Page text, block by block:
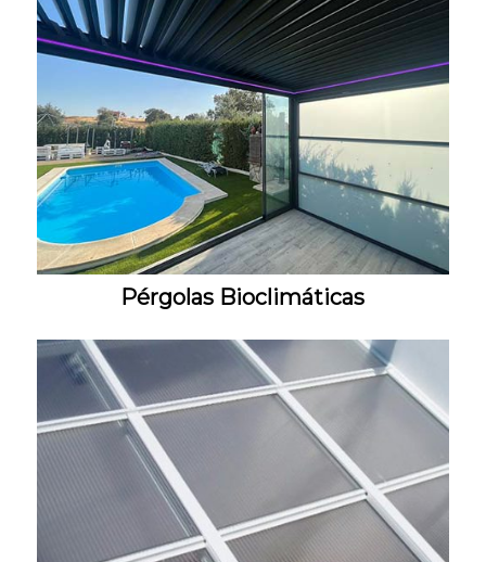
Pérgolas Bioclimáticas